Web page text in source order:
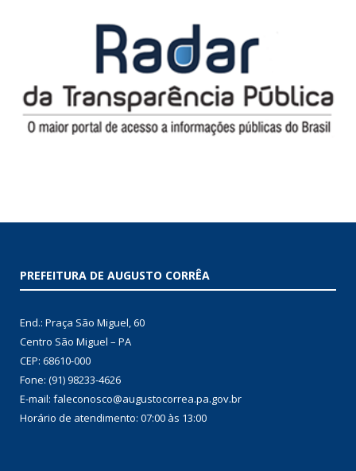
PREFEITURA DE AUGUSTO CORRÊA
End.: Praça São Miguel, 60
Centro São Miguel – PA
CEP: 68610-000
Fone: (91) 98233-4626
E-mail: faleconosco@augustocorrea.pa.gov.br
Horário de atendimento: 07:00 às 13:00